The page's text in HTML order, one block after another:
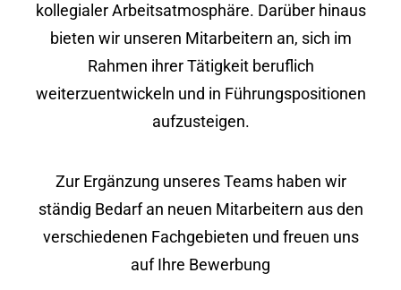
kollegialer Arbeitsatmosphäre. Darüber hinaus
bieten wir unseren Mitarbeitern an, sich im
Rahmen ihrer Tätigkeit beruflich
weiterzuentwickeln und in Führungspositionen
aufzusteigen.
Zur Ergänzung unseres Teams haben wir
ständig Bedarf an neuen Mitarbeitern aus den
verschiedenen Fachgebieten und freuen uns
auf Ihre Bewerbung